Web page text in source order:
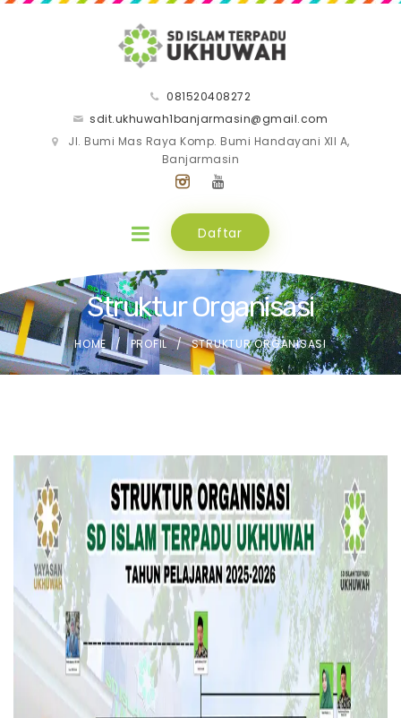
081520408272
sdit.ukhuwah1banjarmasin@gmail.com
Jl. Bumi Mas Raya Komp. Bumi Handayani XII A,
Banjarmasin
Daftar
Struktur Organisasi
HOME PROFIL STRUKTUR ORGANISASI